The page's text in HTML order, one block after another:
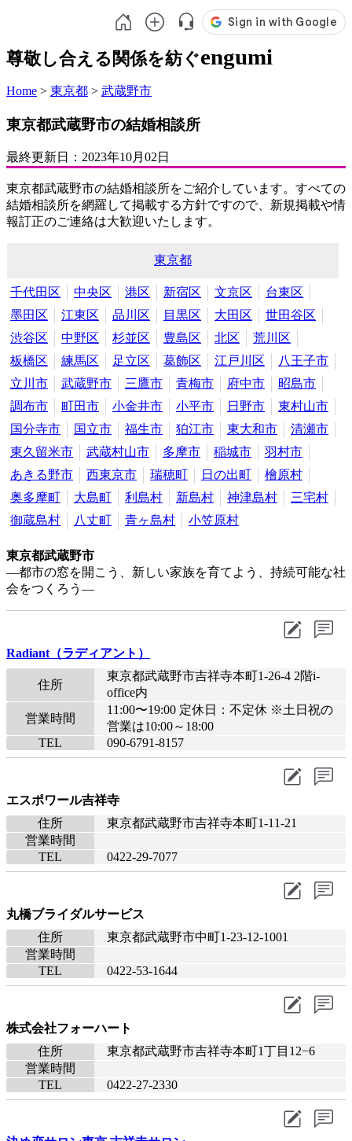
尊敬し合える関係を紡ぐengumi
Home > 東京都 > 武蔵野市
東京都武蔵野市の結婚相談所
最終更新日： 2023年10月02日
東京都武蔵野市の結婚相談所をご紹介しています。すべての
結婚相談所を網羅して掲載する方針ですので、新規掲載や情
報訂正のご連絡は大歓迎いたします。
東京都
千代田区 中央区 港区 新宿区 文京区
台東区
墨田区
江東区 品川区 目黒区 大田区
世田谷区
渋谷区
中野区 杉並区 豊島区 北区
荒川区
板橋区
練馬区 足立区 葛飾区 江戸川区
八王子市
立川市
武蔵野市 三鷹市 青梅市 府中市
昭島市
調布市
町田市 小金井市 小平市 日野市
東村山市
国分寺市
国立市 福生市 狛江市 東大和市
清瀬市
東久留米市
武蔵村山市 多摩市 稲城市
羽村市
あきる野市
西東京市 瑞穂町 日の出町
檜原村
奥多摩町
大島町 利島村 新島村 神津島村
三宅村
御蔵島村
八丈町 青ヶ島村 小笠原村
東京都武蔵野市
―都市の窓を開こう、新しい家族を育てよう、持続可能な社
会をつくろう―
Radiant（ラディアント）
住所
東京都武蔵野市吉祥寺本町1-26-4 2階i-
office内
営業時間
11:00〜19:00 定休日：不定休 ※土日祝の
営業は10:00～18:00
TEL
090-6791-8157
エスポワール吉祥寺
住所
東京都武蔵野市吉祥寺本町1-11-21
営業時間
TEL
0422-29-7077
丸橋ブライダルサービス
住所
東京都武蔵野市中町1-23-12-1001
営業時間
TEL
0422-53-1644
株式会社フォーハート
住所
東京都武蔵野市吉祥寺本町1丁目12−6
営業時間
TEL
0422-27-2330